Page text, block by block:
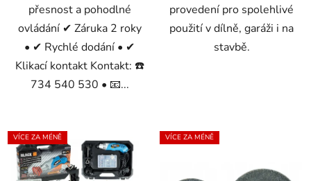
přesnost a pohodlné
ovládání ✔ Záruka 2 roky
• ✔ Rychlé dodání • ✔
Klikací kontakt Kontakt: ☎️
734 540 530 • 📧...
provedení pro spolehlivé
použití v dílně, garáži i na
stavbě.
VÍCE ZA MÉNĚ VÍCE ZA MÉNĚ